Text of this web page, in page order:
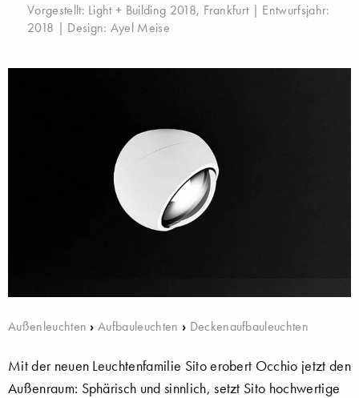
Vorgestellt: Light + Building 2018, Frankfurt| Entwurfsjahr:
2018 | Design: Ayel Meise
Außenleuchten ›Aufbauleuchten › Deckenaufbauleuchten
Mit der neuen Leuchtenfamilie Sito erobert Occhio jetzt den
Außenraum: Sphärisch und sinnlich, setzt Sito hochwertige